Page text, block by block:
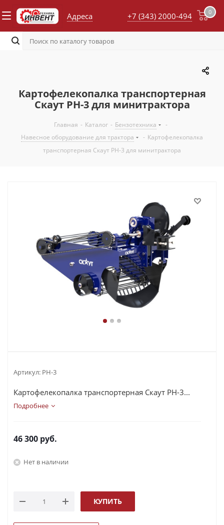
Адреса 0
+7 (343) 2000-494
Картофелекопалка транспортерная
Скаут PH-3 для минитрактора
Главная - Каталог - Бензотехника
-
Навесное оборудование для трактора
- Картофелекопалка
транспортерная Скаут PH-3 для минитрактора
Артикул: РН-3
Картофелекопалка транспортерная Скаут PH-3...
Подробнее
46 300 руб.
Нет в наличии
КУПИТЬ